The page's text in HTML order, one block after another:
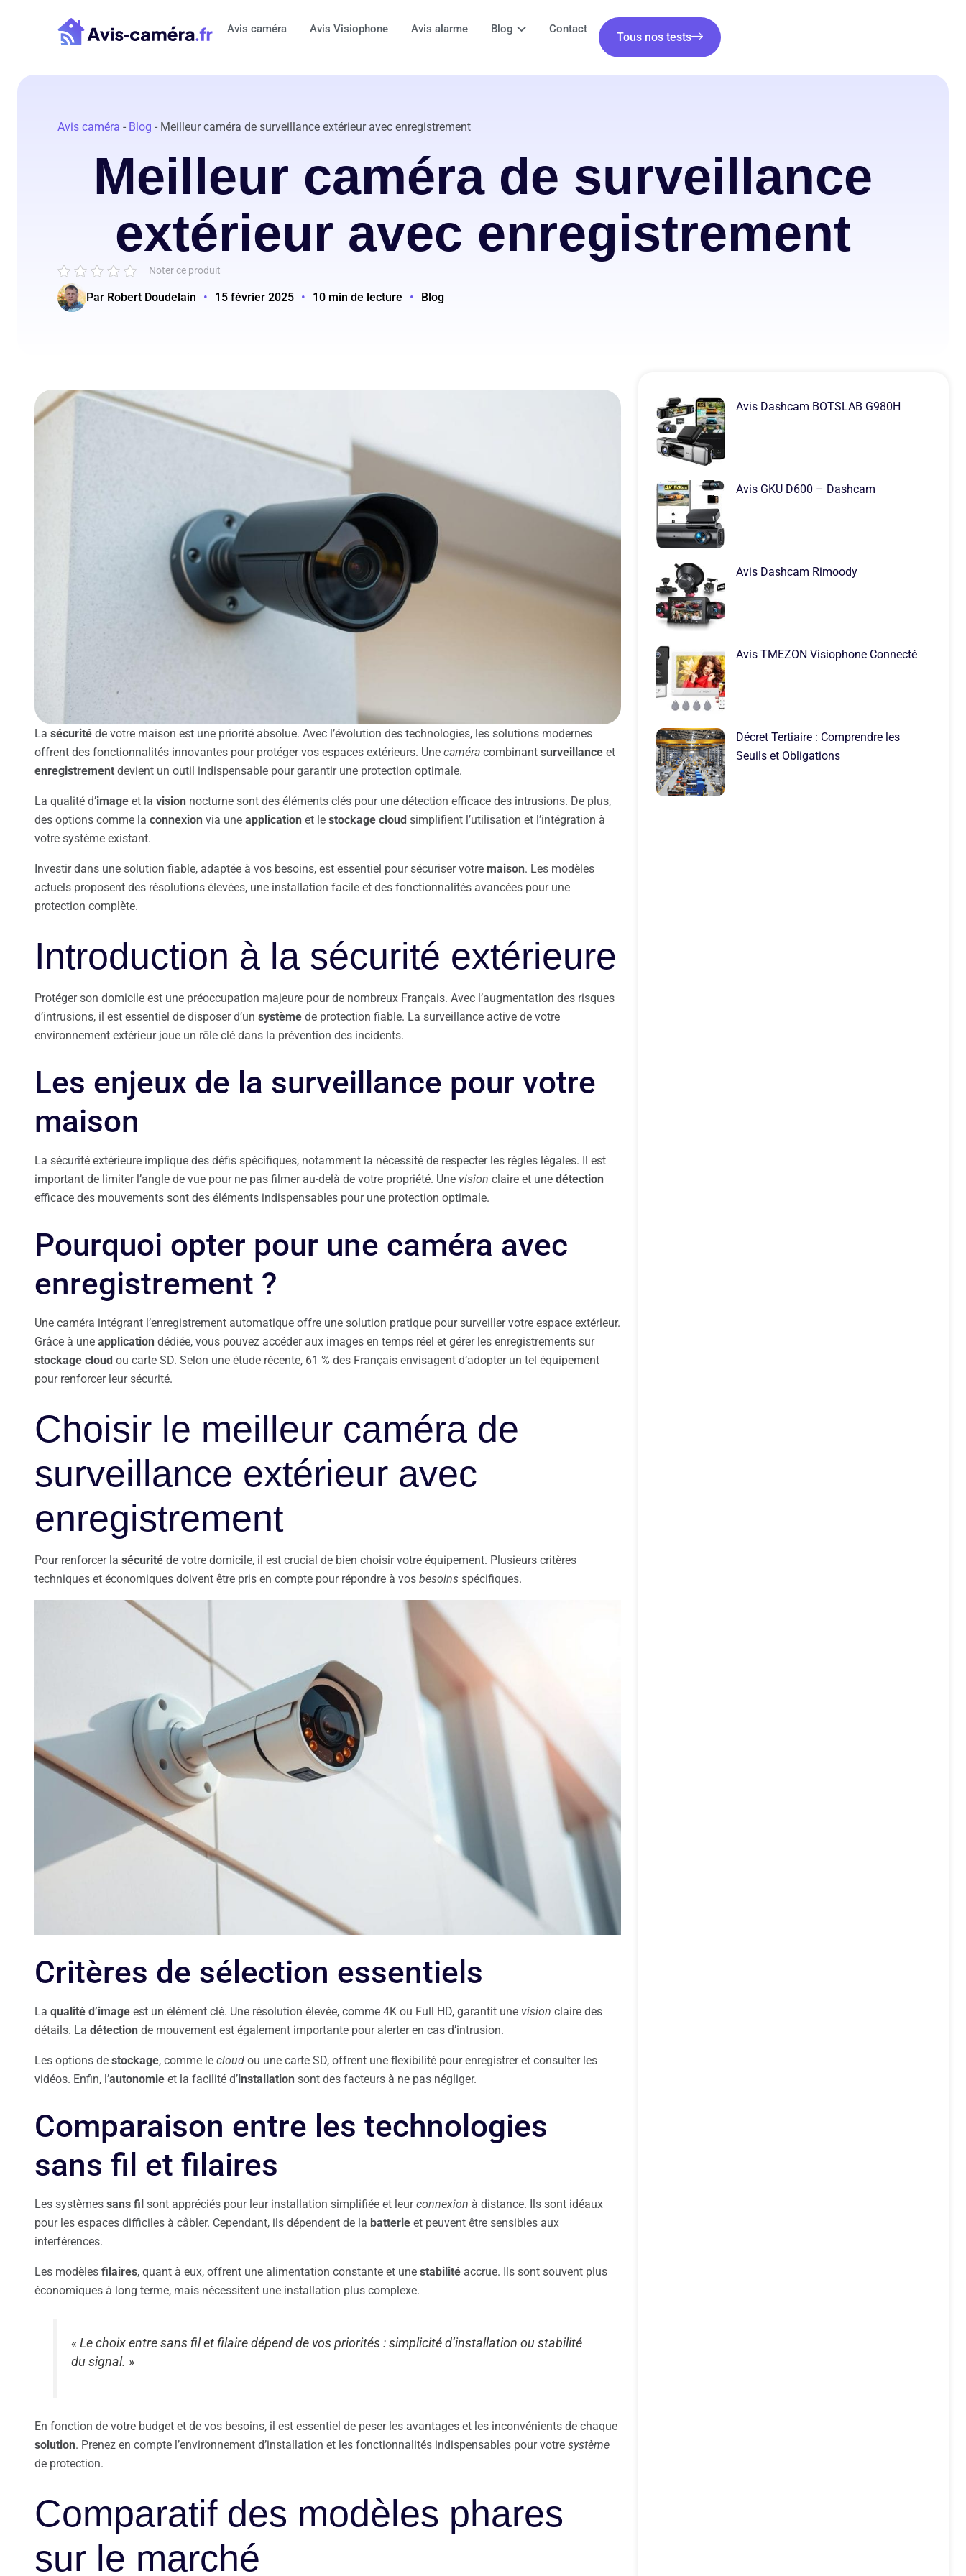
Avis caméra Avis Visiophone Avis alarme Blog Contact
Tous nos tests
Avis caméra - Blog - Meilleur caméra de surveillance extérieur avec enregistrement
Meilleur caméra de surveillance
extérieur avec enregistrement
Noter ce produit
Par Robert Doudelain • 15 février 2025 • 10 min de lecture • Blog
La sécurité de votre maison est une priorité absolue. Avec l’évolution des technologies, les solutions modernes
offrent des fonctionnalités innovantes pour protéger vos espaces extérieurs. Une caméra combinant surveillance et
enregistrement devient un outil indispensable pour garantir une protection optimale.
La qualité d’image et la vision nocturne sont des éléments clés pour une détection efficace des intrusions. De plus,
des options comme la connexion via une application et le stockage cloud simplifient l’utilisation et l’intégration à
votre système existant.
Investir dans une solution fiable, adaptée à vos besoins, est essentiel pour sécuriser votre maison. Les modèles
actuels proposent des résolutions élevées, une installation facile et des fonctionnalités avancées pour une
protection complète.
Introduction à la sécurité extérieure
Protéger son domicile est une préoccupation majeure pour de nombreux Français. Avec l’augmentation des risques
d’intrusions, il est essentiel de disposer d’un système de protection fiable. La surveillance active de votre
environnement extérieur joue un rôle clé dans la prévention des incidents.
Les enjeux de la surveillance pour votre
maison
La sécurité extérieure implique des défis spécifiques, notamment la nécessité de respecter les règles légales. Il est
important de limiter l’angle de vue pour ne pas filmer au-delà de votre propriété. Une vision claire et une détection
efficace des mouvements sont des éléments indispensables pour une protection optimale.
Pourquoi opter pour une caméra avec
enregistrement ?
Une caméra intégrant l’enregistrement automatique offre une solution pratique pour surveiller votre espace extérieur.
Grâce à une application dédiée, vous pouvez accéder aux images en temps réel et gérer les enregistrements sur
stockage cloud ou carte SD. Selon une étude récente, 61 % des Français envisagent d’adopter un tel équipement
pour renforcer leur sécurité.
Choisir le meilleur caméra de
surveillance extérieur avec
enregistrement
Pour renforcer la sécurité de votre domicile, il est crucial de bien choisir votre équipement. Plusieurs critères
techniques et économiques doivent être pris en compte pour répondre à vos besoins spécifiques.
Critères de sélection essentiels
La qualité d’image est un élément clé. Une résolution élevée, comme 4K ou Full HD, garantit une vision claire des
détails. La détection de mouvement est également importante pour alerter en cas d’intrusion.
Les options de stockage, comme le cloud ou une carte SD, offrent une flexibilité pour enregistrer et consulter les
vidéos. Enfin, l’autonomie et la facilité d’installation sont des facteurs à ne pas négliger.
Comparaison entre les technologies
sans fil et filaires
Les systèmes sans fil sont appréciés pour leur installation simplifiée et leurconnexion à distance. Ils sont idéaux
pour les espaces difficiles à câbler. Cependant, ils dépendent de la batterie et peuvent être sensibles aux
interférences.
Les modèles filaires, quant à eux, offrent une alimentation constante et une stabilité accrue. Ils sont souvent plus
économiques à long terme, mais nécessitent une installation plus complexe.
« Le choix entre sans fil et filaire dépend de vos priorités : simplicité d’installation ou stabilité
du signal. »
En fonction de votre budget et de vos besoins, il est essentiel de peser les avantages et les inconvénients de chaque
solution. Prenez en compte l’environnement d’installation et les fonctionnalités indispensables pour votre système
de protection.
Comparatif des modèles phares
sur le marché
Avis Dashcam BOTSLAB G980H
Avis GKU D600 – Dashcam
Avis Dashcam Rimoody
Avis TMEZON Visiophone Connecté
Décret Tertiaire : Comprendre les
Seuils et Obligations